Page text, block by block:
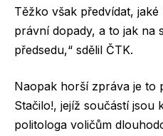
Těžko však předvídat,
právní dopady, a to jak na
předsedu,“ sdělil ČTK.
Naopak horší zpráva je to
Stačilo!, jejíž součástí jsou
politologa voličům